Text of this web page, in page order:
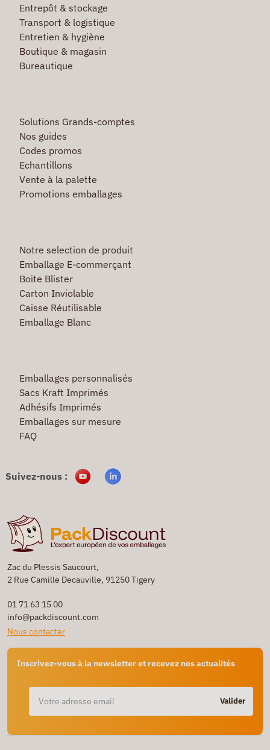
Zac du Plessis Saucourt,
2 Rue Camille Decauville, 91250 Tigery
01 71 63 15 00
info@packdiscount.com
Nous contacter
Inscrivez-vous à la newsletter et recevez nos actualités
Valider
Entrepôt & stockage
Transport & logistique
Entretien & hygiène
Boutique & magasin
Bureautique
Solutions Grands-comptes
Nos guides
Codes promos
Echantillons
Vente à la palette
Promotions emballages
Notre selection de produit
Emballage E-commerçant
Boite Blister
Carton Inviolable
Caisse Réutilisable
Emballage Blanc
Emballages personnalisés
Sacs Kraft Imprimés
Adhésifs Imprimés
Emballages sur mesure
FAQ
Suivez-nous :